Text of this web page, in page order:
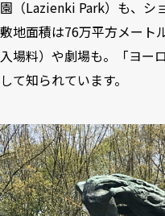
園（Lazienki Park）も、シ
敷地面積は76万平方メート
入場料）や劇場も。「ヨー
して知られています。